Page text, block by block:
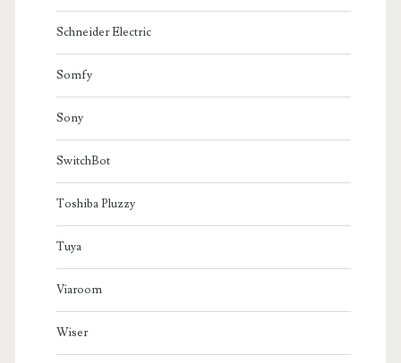
Schneider Electric
Somfy
Sony
SwitchBot
Toshiba Pluzzy
Tuya
Viaroom
Wiser